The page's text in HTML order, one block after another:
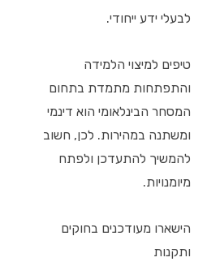
לבעלי ידע ייחודי.
טיפים למיצוי הלמידה
והתפתחות מתמדת בתחום
המסחר הבינלאומי הוא דינמי
ומשתנה במהירות. לכן, חשוב
להמשיך להתעדכן ולפתח
מיומנויות.
הישארו מעודכנים בחוקים
ותקנות